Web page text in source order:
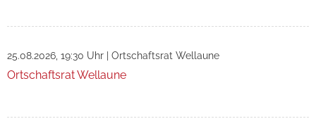
25.08.2026, 19:30 Uhr Ortschaftsrat Wellaune
Ortschaftsrat Wellaune